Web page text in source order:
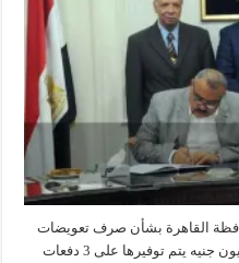
القاهرة بشأن صرف تعويضات
مثلث ماسبيرو خالد صديق : 443.360 مليون جنيه يتم توفيرها على 3 دفعات